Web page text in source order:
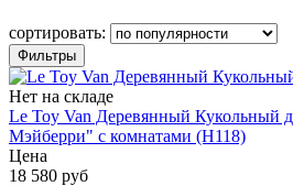
сортировать:
Фильтры
Нет на складе
Le Toy Van Деревянный Кукольный
Мэйберри" с комнатами (H118)
Цена
18 580 руб